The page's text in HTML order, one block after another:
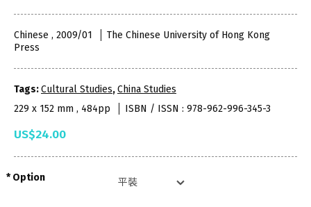
Chinese , 2009/01
The Chinese University of Hong Kong
Press
Tags:Cultural Studies,China Studies
229 x 152 mm , 484pp
ISBN / ISSN : 978-962-996-345-3
US$24.00
Option